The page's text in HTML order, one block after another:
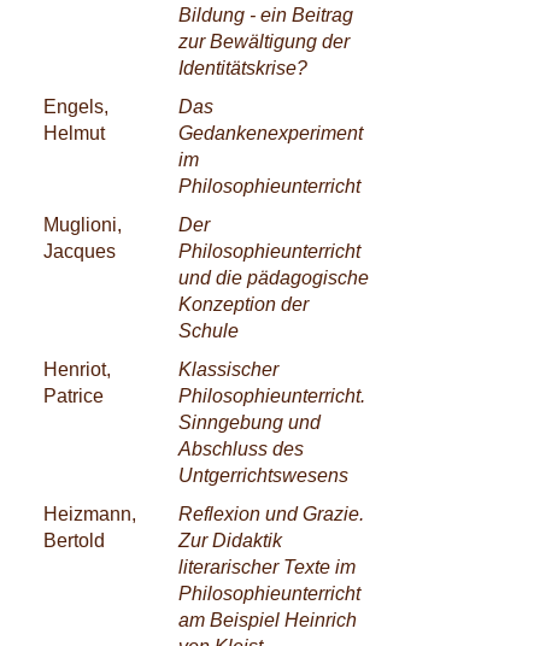
Bildung - ein Beitrag
zur Bewältigung der
Identitätskrise?
Engels,
Helmut
Das
Gedankenexperiment
im
Philosophieunterricht
Muglioni,
Jacques
Der
Philosophieunterricht
und die pädagogische
Konzeption der
Schule
Henriot,
Patrice
Klassischer
Philosophieunterricht.
Sinngebung und
Abschluss des
Untgerrichtswesens
Heizmann,
Bertold
Reflexion und Grazie.
Zur Didaktik
literarischer Texte im
Philosophieunterricht
am Beispiel Heinrich